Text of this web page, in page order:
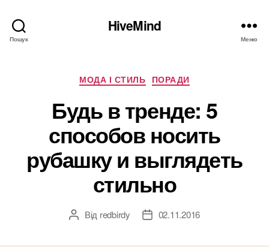
Пошук
HiveMind
Меню
Категорії
МОДА І СТИЛЬ ПОРАДИ
Будь в тренде: 5
способов носить
рубашку и выглядеть
стильно
Автор
Від redbirdy
Дата02.11.2016